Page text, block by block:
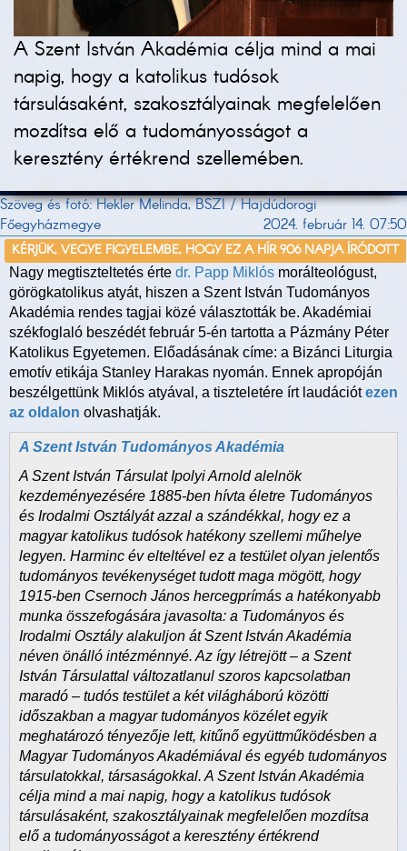
A Szent István Akadémia célja mind a mai
napig, hogy a katolikus tudósok
társulásaként, szakosztályainak megfelelően
mozdítsa elő a tudományosságot a
keresztény értékrend szellemében.
Szöveg és fotó: Hekler Melinda, BSZI / Hajdúdorogi
Főegyházmegye
2024. február 14. 07:50
KÉRJÜK, VEGYE FIGYELEMBE, HOGY EZ A HÍR 906 NAPJA ÍRÓDOTT
Nagy megtiszteltetés érte dr. Papp Miklós morálteológust,
görögkatolikus atyát, hiszen a Szent István Tudományos
Akadémia rendes tagjai közé választották be. Akadémiai
székfoglaló beszédét február 5-én tartotta a Pázmány Péter
Katolikus Egyetemen. Előadásának címe: a Bizánci Liturgia
emotív etikája Stanley Harakas nyomán. Ennek apropóján
beszélgettünk Miklós atyával, a tiszteletére írt laudációtezen
az oldalon olvashatják.
A Szent István Tudományos Akadémia
A Szent István Társulat Ipolyi Arnold alelnök
kezdeményezésére 1885-ben hívta életre Tudományos
és Irodalmi Osztályát azzal a szándékkal, hogy ez a
magyar katolikus tudósok hatékony szellemi műhelye
legyen. Harminc év elteltével ez a testület olyan jelentős
tudományos tevékenységet tudott maga mögött, hogy
1915-ben Csernoch János hercegprímás a hatékonyabb
munka összefogására javasolta: a Tudományos és
Irodalmi Osztály alakuljon át Szent István Akadémia
néven önálló intézménnyé. Az így létrejött – a Szent
István Társulattal változatlanul szoros kapcsolatban
maradó – tudós testület a két világháború közötti
időszakban a magyar tudományos közélet egyik
meghatározó tényezője lett, kitűnő együttműködésben a
Magyar Tudományos Akadémiával és egyéb tudományos
társulatokkal, társaságokkal. A Szent István Akadémia
célja mind a mai napig, hogy a katolikus tudósok
társulásaként, szakosztályainak megfelelően mozdítsa
elő a tudományosságot a keresztény értékrend